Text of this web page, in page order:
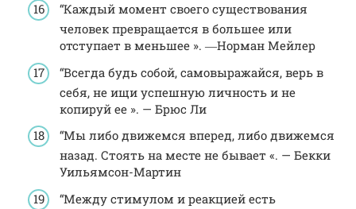
“Каждый момент своего существования
человек превращается в большее или
отступает в меньшее ». ―Норман Мейлер
“Всегда будь собой, самовыражайся, верь в
себя, не ищи успешную личность и не
копируй ее ». — Брюс Ли
“Мы либо движемся вперед, либо движемся
назад. Стоять на месте не бывает «. — Бекки
Уильямсон-Мартин
“Между стимулом и реакцией есть